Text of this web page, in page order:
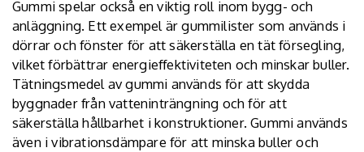
Gummi spelar också en viktig roll inom bygg- och
anläggning. Ett exempel är gummilister som används i
dörrar och fönster för att säkerställa en tät försegling,
vilket förbättrar energieffektiviteten och minskar buller.
Tätningsmedel av gummi används för att skydda
byggnader från vatteninträngning och för att
säkerställa hållbarhet i konstruktioner. Gummi används
även i vibrationsdämpare för att minska buller och